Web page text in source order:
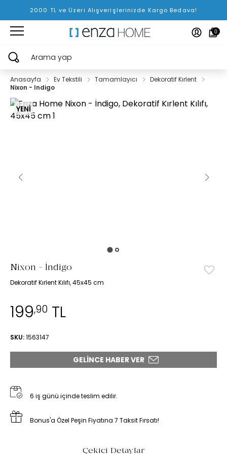
2000 TL ve Üzeri Alışverişlerinizde Kargo Bedava!
0
Arama yap
Anasayfa Ev Tekstili Tamamlayıcı
Dekoratif Kırlent
Nixon - Indigo
YENİ
Nixon - İndigo
Dekoratif Kırlent Kılıfı, 45x45 cm
199,90 TL
SKU:1563147
GELINCE HABER VER
6 iş günü içinde teslim edilir.
Bonus'a Özel Peşin Fiyatına 7 Taksit Fırsatı!
Çekici Detaylar